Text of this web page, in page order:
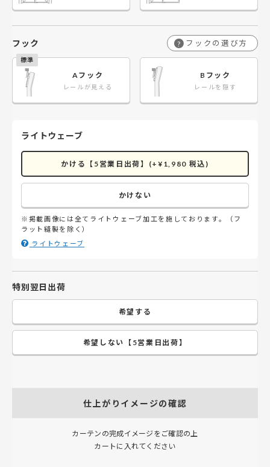
フック ? フックの選び方
Aフック
レールが見える
Bフック
レールを隠す
ライトウェーブ
かける【5営業日出荷】(+¥1,980 税込)
かけない
※掲載画像には全てライトウェーブ加工を施しております。（フ
ラット縫製を除く）
ライトウェーブ
特別翌日出荷
希望する
希望しない【5営業日出荷】
仕上がりイメージの確認
カーテンの完成イメージをご確認の上
カートに入れてください